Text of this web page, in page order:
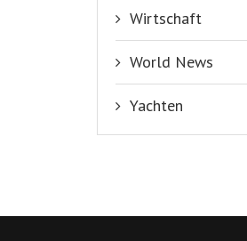
Wirtschaft
World News
Yachten